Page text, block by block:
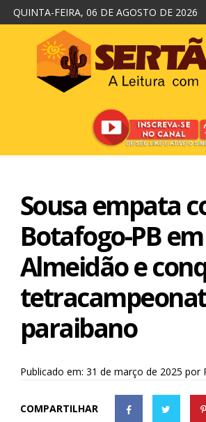
QUINTA-FEIRA, 06 DE AGOSTO DE 2026
Sousa empata
Botafogo-PB
Almeidão e
paraibano
Publicado em: 31 de março de 2025 por
COMPARTILHAR